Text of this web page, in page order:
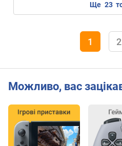
ще 23
1 2
Можливо, вас